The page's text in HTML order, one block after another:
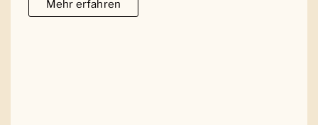
Mehr erfahren